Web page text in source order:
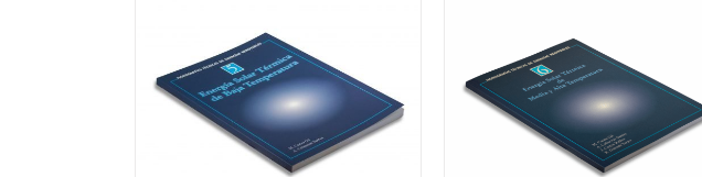
Valorado
con5.00de 5
AÑADIR AL CARRITO
/
DETALLES
AÑADIR AL CARRITO
DETALLES